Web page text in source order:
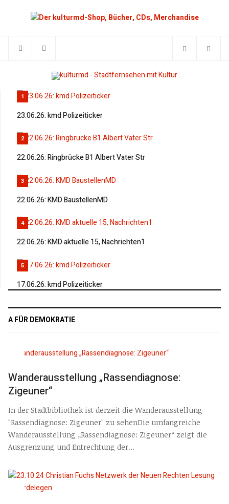
1
23.06.26: kmd Polizeiticker
2
22.06.26: Ringbrücke B1 Albert Vater Str
3
22.06.26: KMD BaustellenMD
4
22.06.26: KMD aktuelle 15, Nachrichten1
5
17.06.26: kmd Polizeiticker
A FÜR DEMOKRATIE
Wanderausstellung „Rassendiagnose:
Zigeuner“
In der Stadtbibliothek ist derzeit die Wanderausstellung
"Rassendiagnose: Zigeuner" zu sehenDie umfangreiche
Wanderausstellung „Rassendiagnose: Zigeuner“ zeigt die
Ausgrenzung und Entrechtung der...